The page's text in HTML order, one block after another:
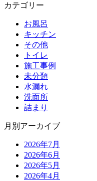
カテゴリー
お風呂
キッチン
その他
トイレ
施工事例
未分類
水漏れ
洗面所
詰まり
月別アーカイブ
2026年7月
2026年6月
2026年5月
2026年4月